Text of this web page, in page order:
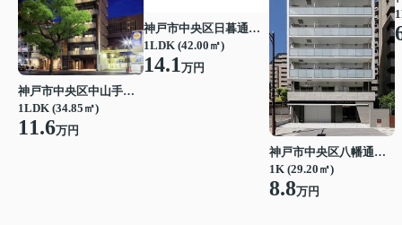
神戸市中央区中山手通２丁目
1LDK (34.85㎡)
11.6万円
神戸市中央区日暮通１丁目
1LDK (42.00㎡)
14.1万円
神戸市中央区八幡通３丁目
1K (29.20㎡)
8.8万円